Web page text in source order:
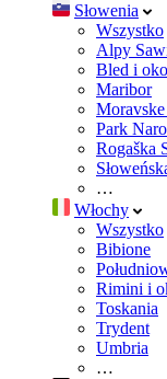
Słowenia
Wszystko
Alpy
Bled i
Maribor
Park
Rogaška
…
Włochy
Wszystko
Bibione
Rimini i
Toskania
Trydent
Umbria
…